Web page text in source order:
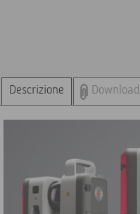
Descrizione